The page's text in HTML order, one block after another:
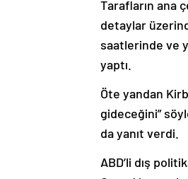
detaylar
saatlerinde ve
yaptı.
gideceğini”
da yanıt verdi.
Gazze’de